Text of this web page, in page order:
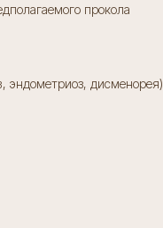
прокола
эндометриоз, дисменорея)